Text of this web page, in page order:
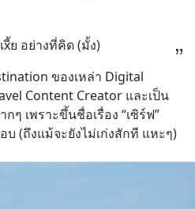
xี้ย อย่างที่คิด (มั้ง)
ของเหล่า Digital
Content Creator และเป็น
ๆ เพราะขึ้นชื่อเรื่อง “เซิร์ฟ”
(ถึงแม้จะยังไม่เก่งสักที แหะๆ)